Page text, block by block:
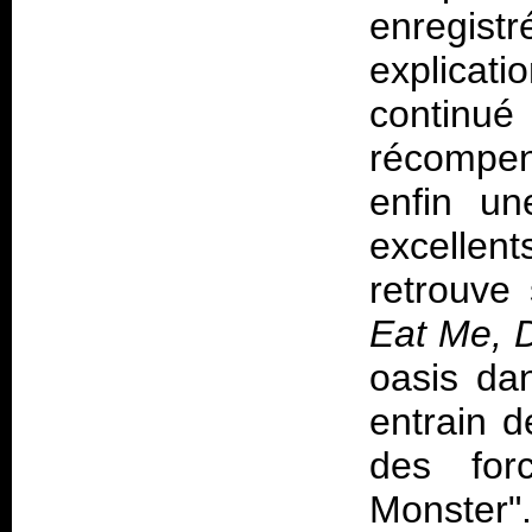
continué
enfin
retrouve
Eat Me,
oasis
entrain
des